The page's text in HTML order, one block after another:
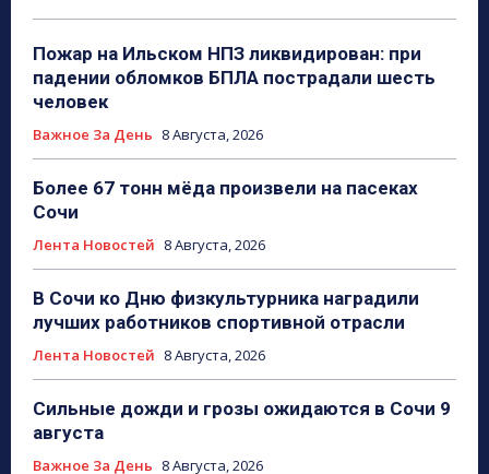
Пожар на Ильском НПЗ ликвидирован: при
падении обломков БПЛА пострадали шесть
человек
Важное За День 8 Августа, 2026
Более 67 тонн мёда произвели на пасеках
Сочи
Лента Новостей 8 Августа, 2026
В Сочи ко Дню физкультурника наградили
лучших работников спортивной отрасли
Лента Новостей 8 Августа, 2026
Сильные дожди и грозы ожидаются в Сочи 9
августа
Важное За День 8 Августа, 2026